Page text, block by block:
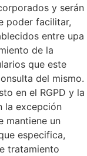
y serán
poder facilitar,
entre upa
de la
que este
del mismo.
en el RGPD y la
la excepción
mantiene un
especifica,
tratamiento